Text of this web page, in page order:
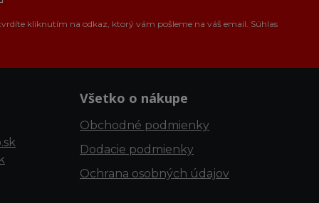
kliknutím na odkaz, ktorý vám pošleme na váš email. Súhlas
Všetko o nákupe
Obchodné podmienky
Dodacie podmienky
Ochrana osobných údajov